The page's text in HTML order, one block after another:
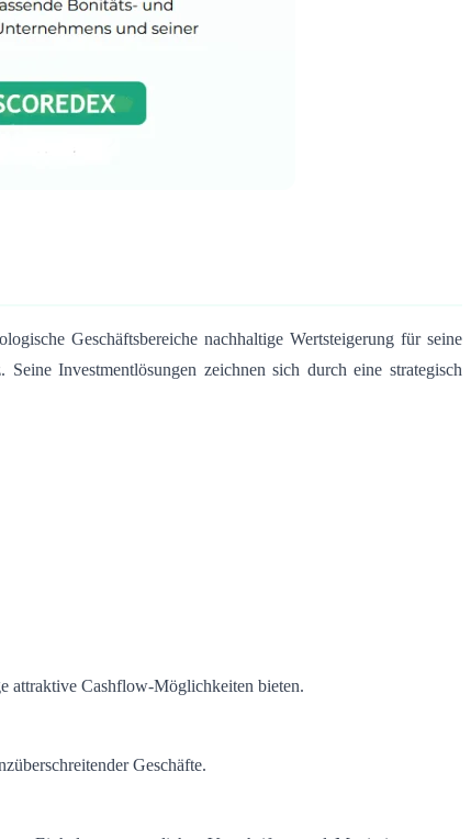
Geschäftsbereiche nachhaltige Wertsteigerung für seine
Investmentlösungen zeichnen sich durch eine strategisch
attraktive Cashflow-Möglichkeiten bieten.
Geschäfte.